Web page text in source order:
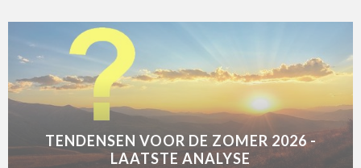
TENDENSEN VOOR DE ZOMER 2026 -
LAATSTE ANALYSE